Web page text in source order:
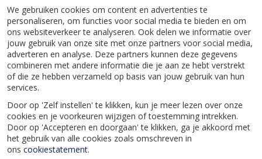
We gebruiken cookies om content en advertenties te
personaliseren, om functies voor social media te bieden en om
ons websiteverkeer te analyseren. Ook delen we informatie over
jouw gebruik van onze site met onze partners voor social media,
adverteren en analyse. Deze partners kunnen deze gegevens
combineren met andere informatie die je aan ze hebt verstrekt
of die ze hebben verzameld op basis van jouw gebruik van hun
services.
Door op 'Zelf instellen' te klikken, kun je meer lezen over onze
cookies en je voorkeuren wijzigen of toestemming intrekken.
Door op 'Accepteren en doorgaan' te klikken, ga je akkoord met
het gebruik van alle cookies zoals omschreven in
ons cookiestatement.
gemaakt van PVC. De verlichting werkt op 3x AA
batterijen (exclusief) en is inclusief een
batterijkastje. Wat ook wel prettig is, is dat de 20
LED lampjes niet knipperen. Lekker rustig aan je
ogen. De afstand tussen de LED lampjes is 15 cm.
Gebruik voor binnenshuis.
Specificaties